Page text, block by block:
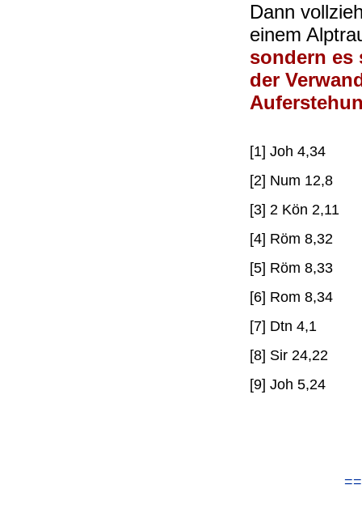
Dann
einem
sondern es
der
[1] Joh 4,34
[2] Num 12,8
[3] 2 Kön 2,11
[4] Röm 8,32
[5] Röm 8,33
[6] Rom 8,34
[7] Dtn 4,1
[8] Sir 24,22
[9] Joh 5,24